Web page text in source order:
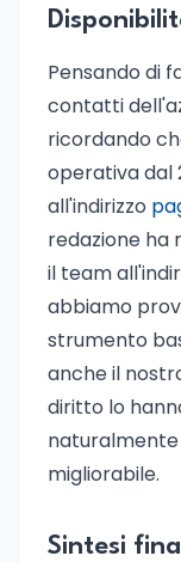
Pensando di
contatti
ricordando
operativa dal
all'indirizzo
redazione ha
il team
abbiamo
strumento
anche il
diritto lo
migliorabile.
Sintesi